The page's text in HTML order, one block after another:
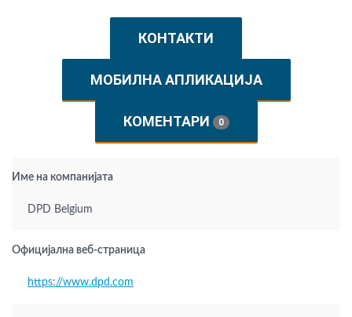
КОНТАКТИ
МОБИЛНА АПЛИКАЦИЈА
КОМЕНТАРИ 0
Име на компанијата
DPD Belgium
Официјална веб-страница
https://www.dpd.com